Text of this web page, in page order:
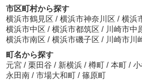
市区町村から探す
横浜市鶴見区 / 横浜市神奈川区 / 横浜
横浜市中区 / 横浜市都筑区 / 川崎市中
横浜市南区 / 横浜市磯子区 / 川崎市川
町名から探す
元宮 / 栗田谷 / 新横浜 / 樽町 / 本町 /
永田南 / 市場大和町 / 篠原町